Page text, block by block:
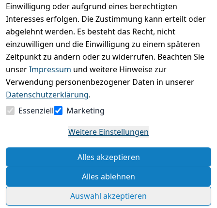
Basierend auf 0 Bewertung(en)
Bewertung abgeben
5
( 0 )
4
( 0 )
3
( 0 )
2
( 0 )
1
Artikel abgegeben
Rechtliche Hinweise – Klicken Sie hier für weitere
Einwilligung oder aufgrund eines berechtigten
Interesses erfolgen. Die Zustimmung kann erteilt oder
abgelehnt werden. Es besteht das Recht, nicht
einzuwilligen und die Einwilligung zu einem späteren
Zeitpunkt zu ändern oder zu widerrufen. Beachten Sie
unserImpressum und weitere Hinweise zur
Verwendung personenbezogener Daten in unserer
Datenschutzerklärung.
Essenziell
Marketing
Weitere Einstellungen
Alles akzeptieren
Alles ablehnen
Auswahl akzeptieren